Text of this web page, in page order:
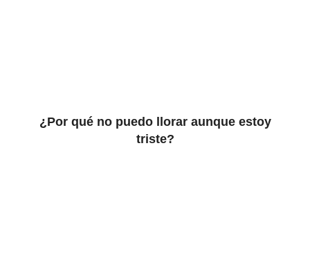
¿Por qué no puedo llorar aunque estoy
triste?